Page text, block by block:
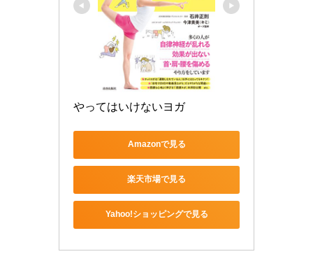
やってはいけないヨガ
Amazonで見る
楽天市場で見る
Yahoo!ショッピングで見る